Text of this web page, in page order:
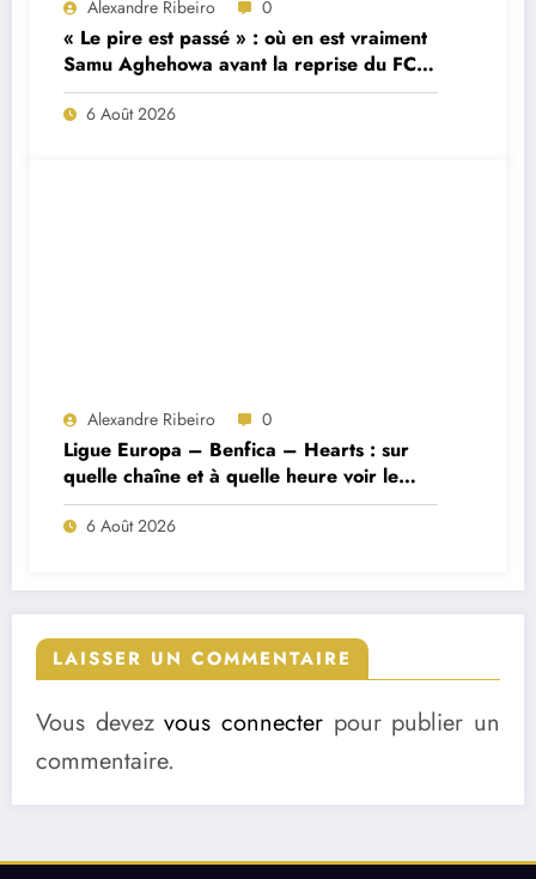
Alexandre Ribeiro 0
« Le pire est passé » : où en est vraiment
Samu Aghehowa avant la reprise du FC
Porto ?
6 Août 2026
Alexandre Ribeiro 0
Ligue Europa – Benfica – Hearts : sur
quelle chaîne et à quelle heure voir le
match ?
6 Août 2026
LAISSER UN COMMENTAIRE
Vous devezvous connecter pour publier un
commentaire.